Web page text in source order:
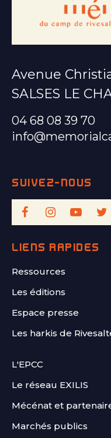
Avenue
SALSES LE
04 68 08 39 70
LIENS RAPIDES
Ressources
Les éditions
Espace presse
Les harkis de
FOOTER
L'EPCC
Le réseau EXILIS
Mécénat et
Marchés publics